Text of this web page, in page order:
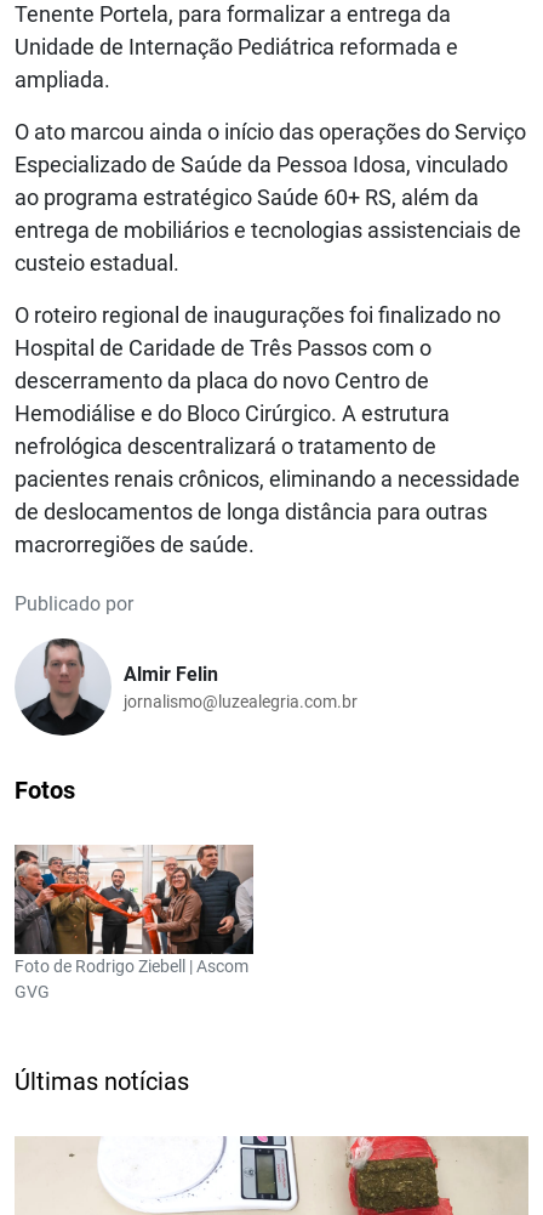
Tenente Portela, para formalizar a entrega da
Unidade de Internação Pediátrica reformada e
ampliada.
O ato marcou ainda o início das operações do Serviço
Especializado de Saúde da Pessoa Idosa, vinculado
ao programa estratégico Saúde 60+ RS, além da
entrega de mobiliários e tecnologias assistenciais de
custeio estadual.
O roteiro regional de inaugurações foi finalizado no
Hospital de Caridade de Três Passos com o
descerramento da placa do novo Centro de
Hemodiálise e do Bloco Cirúrgico. A estrutura
nefrológica descentralizará o tratamento de
pacientes renais crônicos, eliminando a necessidade
de deslocamentos de longa distância para outras
macrorregiões de saúde.
Publicado por
Almir Felin
jornalismo@luzealegria.com.br
Fotos
Foto de Rodrigo Ziebell | Ascom
GVG
Últimas notícias